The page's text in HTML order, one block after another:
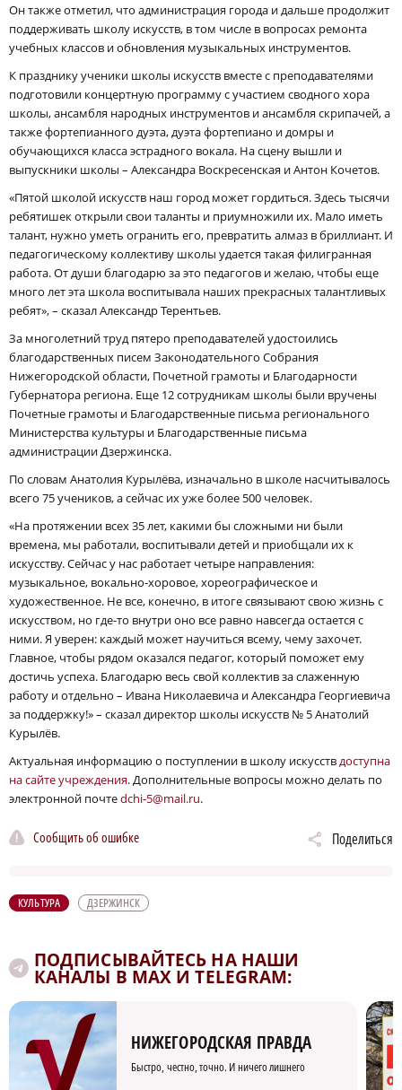
Он также отметил, что администрация города и дальше продолжит
поддерживать школу искусств, в том числе в вопросах ремонта
учебных классов и обновления музыкальных инструментов.
К празднику ученики школы искусств вместе с преподавателями
подготовили концертную программу с участием сводного хора
школы, ансамбля народных инструментов и ансамбля скрипачей, а
также фортепианного дуэта, дуэта фортепиано и домры и
обучающихся класса эстрадного вокала. На сцену вышли и
выпускники школы – Александра Воскресенская и Антон Кочетов.
«Пятой школой искусств наш город может гордиться. Здесь тысячи
ребятишек открыли свои таланты и приумножили их. Мало иметь
талант, нужно уметь огранить его, превратить алмаз в бриллиант. И
педагогическому коллективу школы удается такая филигранная
работа. От души благодарю за это педагогов и желаю, чтобы еще
много лет эта школа воспитывала наших прекрасных талантливых
ребят», – сказал Александр Терентьев.
За многолетний труд пятеро преподавателей удостоились
благодарственных писем Законодательного Собрания
Нижегородской области, Почетной грамоты и Благодарности
Губернатора региона. Еще 12 сотрудникам школы были вручены
Почетные грамоты и Благодарственные письма регионального
Министерства культуры и Благодарственные письма
администрации Дзержинска.
По словам Анатолия Курылёва, изначально в школе насчитывалось
всего 75 учеников, а сейчас их уже более 500 человек.
«На протяжении всех 35 лет, какими бы сложными ни были
времена, мы работали, воспитывали детей и приобщали их к
искусству. Сейчас у нас работает четыре направления:
музыкальное, вокально-хоровое, хореографическое и
художественное. Не все, конечно, в итоге связывают свою жизнь с
искусством, но где-то внутри оно все равно навсегда остается с
ними. Я уверен: каждый может научиться всему, чему захочет.
Главное, чтобы рядом оказался педагог, который поможет ему
достичь успеха. Благодарю весь свой коллектив за слаженную
работу и отдельно – Ивана Николаевича и Александра Георгиевича
за поддержку!» – сказал директор школы искусств № 5 Анатолий
Курылёв.
Актуальная информацию о поступлении в школу искусствдоступна
на сайте учреждения. Дополнительные вопросы можно делать по
электронной почтеdchi‑5@mail.ru.
Сообщить об ошибке Поделиться
КУЛЬТУРА ДЗЕРЖИНСК
ПОДПИСЫВАЙТЕСЬ НА НАШИ
КАНАЛЫ В MAX И TELEGRAM:
НИЖЕГОРОДСКАЯ ПРАВДА
Быстро, честно, точно. И ничего лишнего